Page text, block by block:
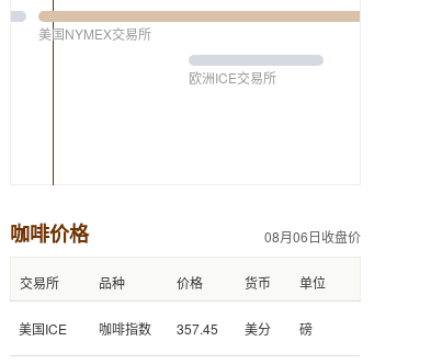
美国NYMEX交易所
欧洲ICE交易所
咖啡价格 08月06日收盘价
交易所 品种 价格 货币 单位
美国ICE 咖啡指数 357.45 美分 磅